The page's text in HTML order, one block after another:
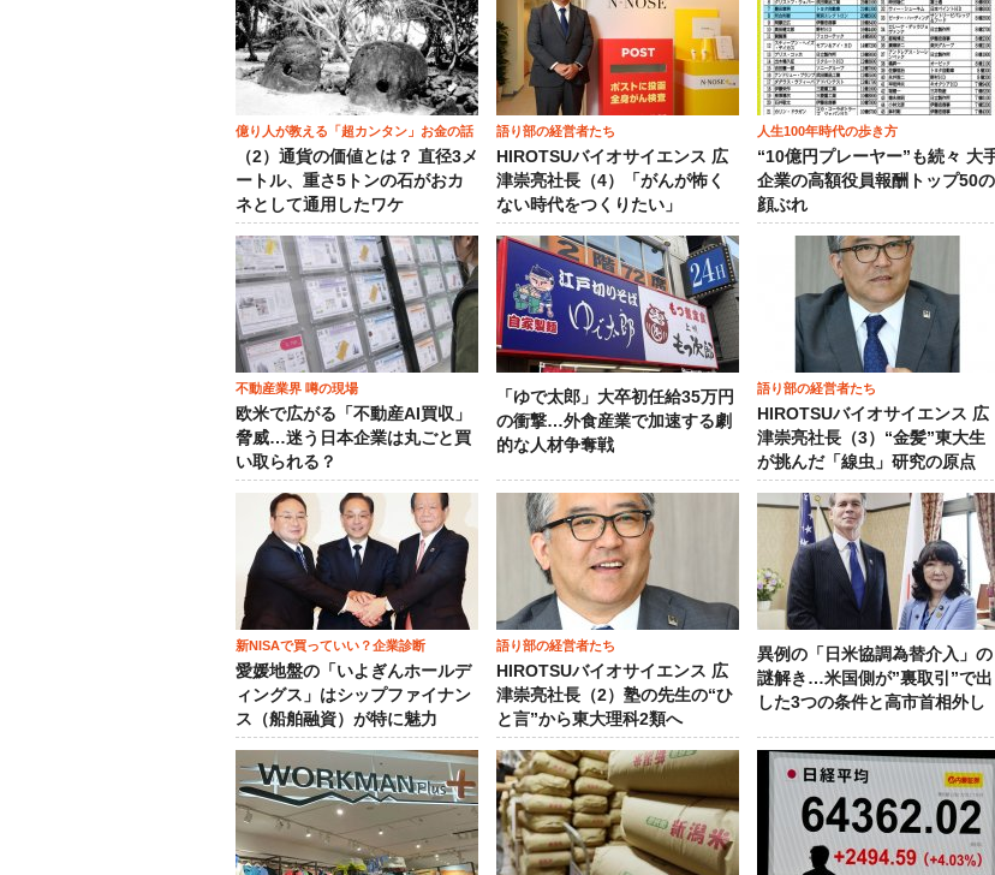
億り人が教える「超カンタン」お金の話
（2）通貨の価値とは？ 直径3メ
ートル、重さ5トンの石がおカ
ネとして通用したワケ
語り部の経営者たち
HIROTSUバイオサイエンス 広
津崇亮社長（4）「がんが怖く
ない時代をつくりたい」
人生100年時代の歩き方
“10億円プレーヤー”も続々 大
企業の高額役員報酬トップ50の
顔ぶれ
不動産業界 噂の現場
欧米で広がる「不動産AI買収」
脅威…迷う日本企業は丸ごと買
い取られる？
「ゆで太郎」大卒初任給35万円
の衝撃…外食産業で加速する劇
的な人材争奪戦
語り部の経営者たち
HIROTSUバイオサイエンス 広
津崇亮社長（3）“金髪”東大生
が挑んだ「線虫」研究の原点
新NISAで買っていい？企業診断
愛媛地盤の「いよぎんホールデ
ィングス」はシップファイナン
ス（船舶融資）が特に魅力
語り部の経営者たち
HIROTSUバイオサイエンス 広
津崇亮社長（2）塾の先生の“ひ
と言”から東大理科2類へ
異例の「日米協調為替介入」の
謎解き…米国側が”裏取引”で出
した3つの条件と高市首相外し